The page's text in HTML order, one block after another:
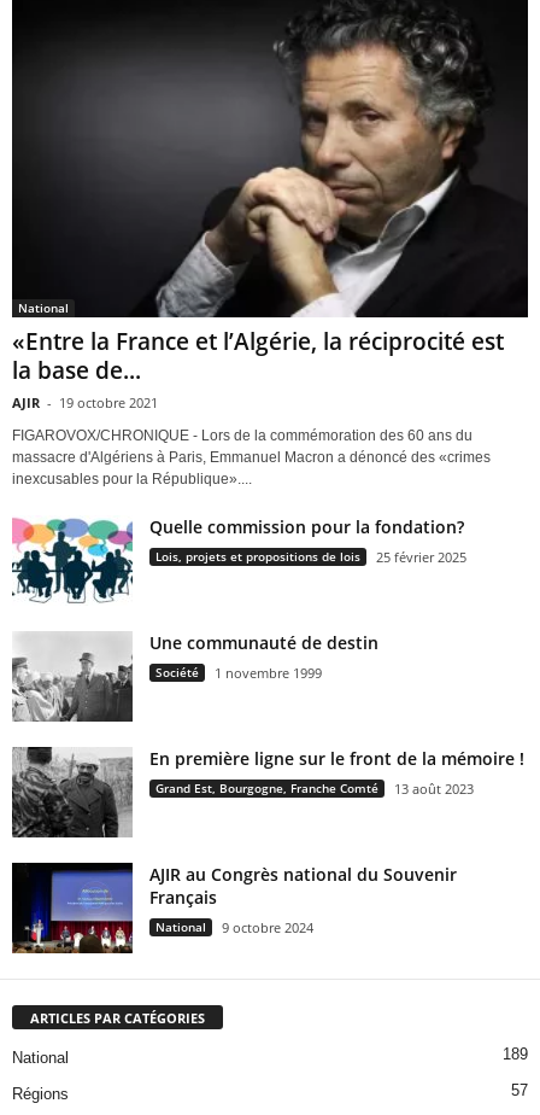
National
«Entre la France et l’Algérie, la réciprocité est
la base de...
AJIR - 19 octobre 2021
FIGAROVOX/CHRONIQUE - Lors de la commémoration des 60 ans du
massacre d'Algériens à Paris, Emmanuel Macron a dénoncé des «crimes
inexcusables pour la République»....
Quelle commission pour la fondation?
Lois, projets et propositions de lois 25 février 2025
Une communauté de destin
Société 1 novembre 1999
En première ligne sur le front de la mémoire !
Grand Est, Bourgogne, Franche Comté 13 août 2023
AJIR au Congrès national du Souvenir
Français
National 9 octobre 2024
ARTICLES PAR CATÉGORIES
National 189
Régions 57